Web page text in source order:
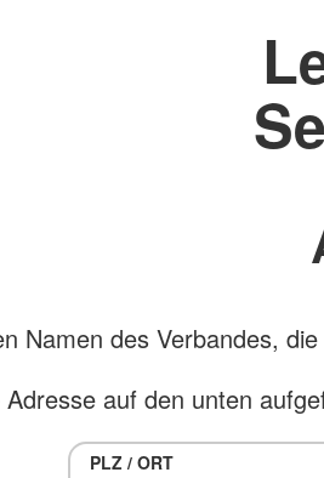
Namen des Verbandes,
auf den unten
PLZ / ORT